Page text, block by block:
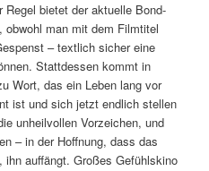
bietet der aktuelle Bond-
man mit dem Filmtitel
– textlich sicher eine
Stattdessen kommt in
Wort, das ein Leben lang vor
ist und sich jetzt endlich stellen
unheilvollen Vorzeichen, und
– in der Hoffnung, dass das
auffängt. Großes Gefühlskino